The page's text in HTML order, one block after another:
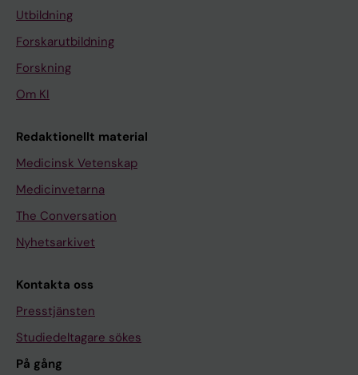
Utbildning
Forskarutbildning
Forskning
Om KI
Redaktionellt material
Medicinsk Vetenskap
Medicinvetarna
The Conversation
Nyhetsarkivet
Kontakta oss
Presstjänsten
Studiedeltagare sökes
På gång